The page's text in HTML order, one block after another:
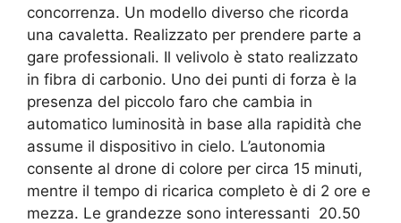
concorrenza. Un modello diverso che ricorda
una cavaletta. Realizzato per prendere parte a
gare professionali. Il velivolo è stato realizzato
in fibra di carbonio. Uno dei punti di forza è la
presenza del piccolo faro che cambia in
automatico luminosità in base alla rapidità che
assume il dispositivo in cielo. L’autonomia
consente al drone di colore per circa 15 minuti,
mentre il tempo di ricarica completo è di 2 ore e
mezza. Le grandezze sono interessanti 20.50